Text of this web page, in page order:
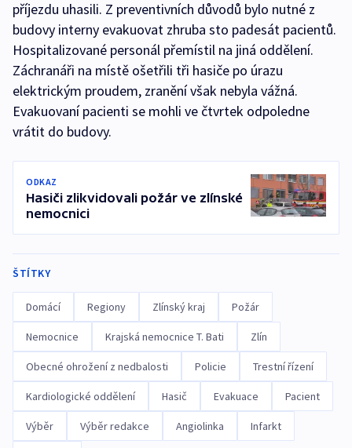
příjezdu uhasili. Z preventivních důvodů bylo nutné z
budovy interny evakuovat zhruba sto padesát pacientů.
Hospitalizované personál přemístil na jiná oddělení.
Záchranáři na místě ošetřili tři hasiče po úrazu
elektrickým proudem, zranění však nebyla vážná.
Evakuovaní pacienti se mohli ve čtvrtek odpoledne
vrátit do budovy.
ODKAZ
Hasiči zlikvidovali požár ve zlínské
nemocnici
ŠTÍTKY
Domácí Regiony Zlínský kraj Požár
Nemocnice Krajská nemocnice T. Bati Zlín
Obecné ohrožení z nedbalosti Policie Trestní řízení
Kardiologické oddělení Hasič Evakuace Pacient
Výběr Výběr redakce Angiolinka Infarkt